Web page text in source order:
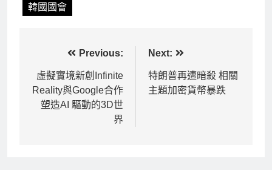
韓國國會
章
導
Previous:
虛擬實境新創Infinite
Reality與Google合作
塑造AI 驅動的3D世
界
Next:
特朗普再遭暗殺 相關
主題加密貨幣暴跌